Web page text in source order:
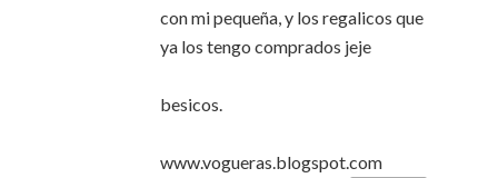
con mi pequeña, y los regalicos que
ya los tengo comprados jeje
besicos.
www.vogueras.blogspot.com